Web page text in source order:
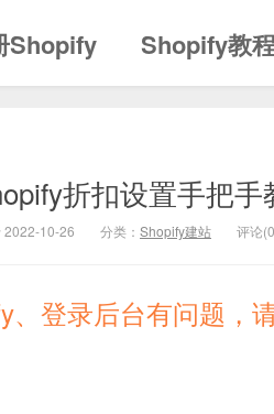
Shopify Shopify教
折扣设置手把手
2022-10-26 分类： Shopify建站 评论
、登录后台有问题，